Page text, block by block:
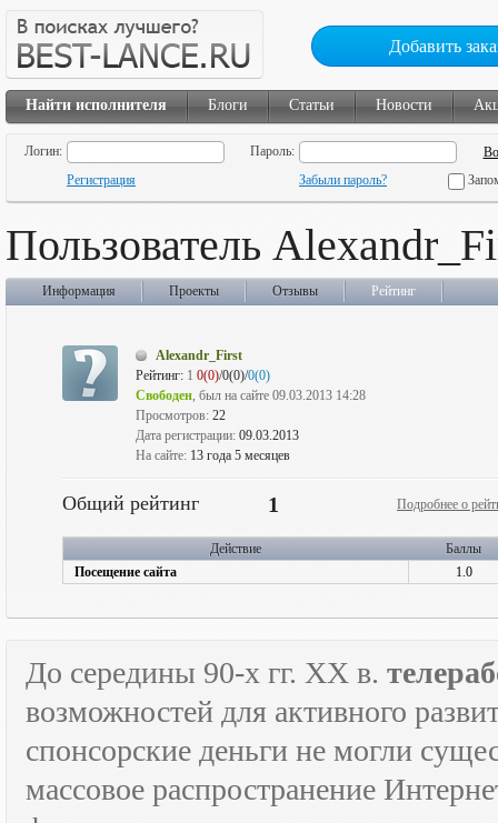
Добавить
Найти исполнителя Блоги Статьи Новости
Логин:
Пароль:
Регистрация
Забыли пароль?
Пользователь
Информация Проекты Отзывы Рейтинг
Alexandr_First
Рейтинг: 1 0(0)/0(0)/0(0)
Свободен, был на сайте 09.03.2013 14:28
Просмотров: 22
Дата регистрации: 09.03.2013
На сайте: 13 года 5 месяцев
Общий рейтинг 1 Подробнее о
Действие
Баллы
Посещение сайта
1.0
До середины 90-х гг. XX в.
возможностей для активного
спонсорские деньги не могли
массовое распространение